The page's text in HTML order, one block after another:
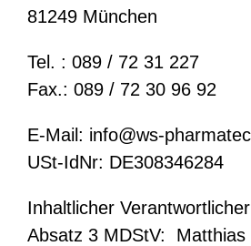
81249 München
Tel. : 089 / 72 31 227
Fax.: 089 / 72 30 96 92
E-Mail: info@ws-
USt-IdNr: DE308346284
Inhaltlicher
Absatz 3 MDStV: Matthias